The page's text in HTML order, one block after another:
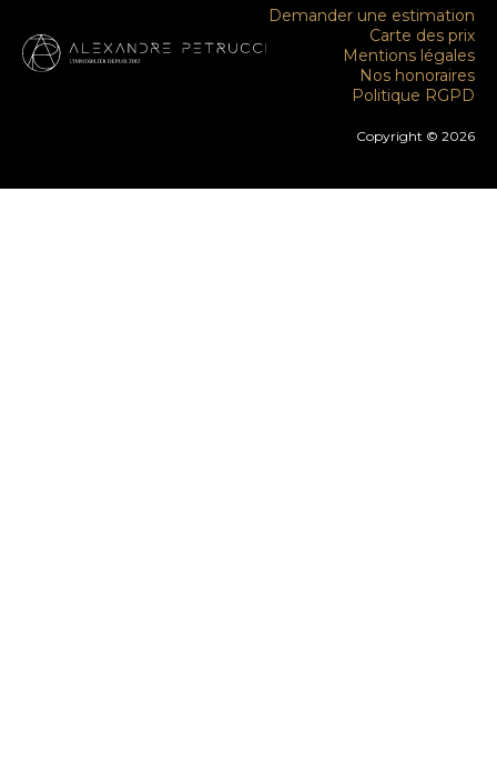
Demander une estimation
Carte des prix
Mentions légales
Nos honoraires
Politique RGPD
Copyright © 2026